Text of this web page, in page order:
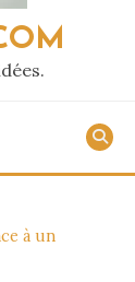
à un